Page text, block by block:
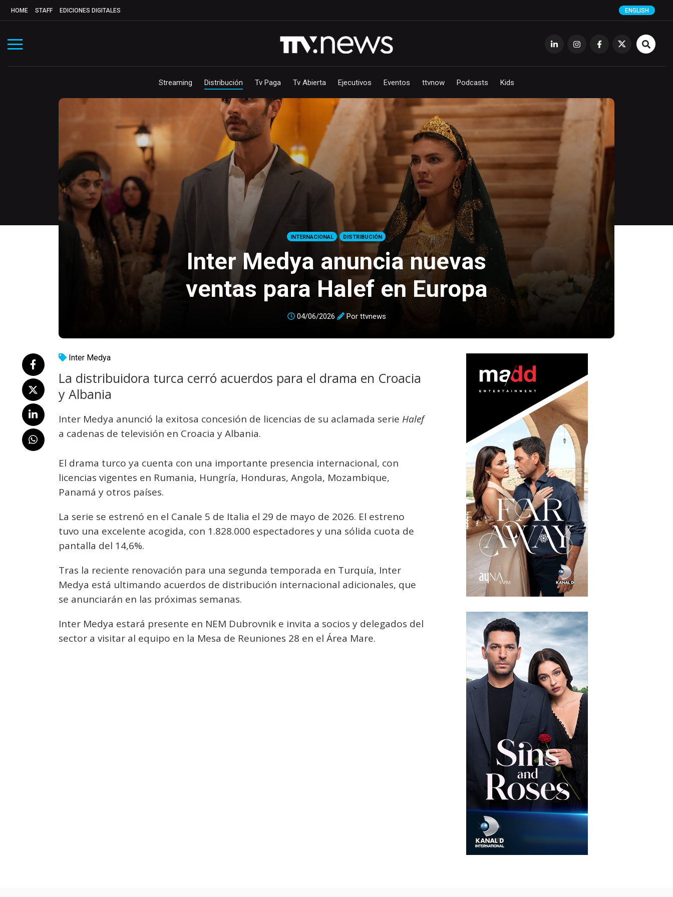
HOME STAFF EDICIONES DIGITALES ENGLISH
Streaming Distribución Tv Paga Tv Abierta Ejecutivos Eventos ttvnow Podcasts Kids
INTERNACIONAL DISTRIBUCIÓN
Inter Medya anuncia nuevas
ventas para Halef en Europa
04/06/2026 Por ttvnews
Inter Medya
La distribuidora turca cerró acuerdos para el drama en Croacia
y Albania
Inter Medya anunció la exitosa concesión de licencias de su aclamada serie Halef
a cadenas de televisión en Croacia y Albania.
El drama turco ya cuenta con una importante presencia internacional, con
licencias vigentes en Rumania, Hungría, Honduras, Angola, Mozambique,
Panamá y otros países.
La serie se estrenó en el Canale 5 de Italia el 29 de mayo de 2026. El estreno
tuvo una excelente acogida, con 1.828.000 espectadores y una sólida cuota de
pantalla del 14,6%.
Tras la reciente renovación para una segunda temporada en Turquía, Inter
Medya está ultimando acuerdos de distribución internacional adicionales, que
se anunciarán en las próximas semanas.
Inter Medya estará presente en NEM Dubrovnik e invita a socios y delegados del
sector a visitar al equipo en la Mesa de Reuniones 28 en el Área Mare.